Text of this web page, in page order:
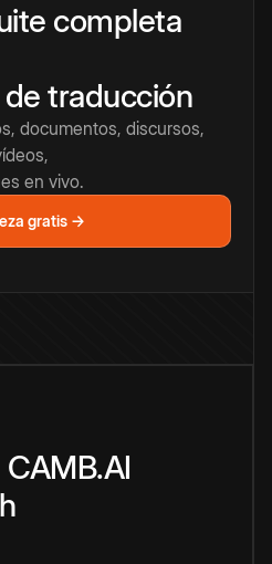
completa
traducción
documentos, discursos,
en vivo.
gratis →
CAMB.AI